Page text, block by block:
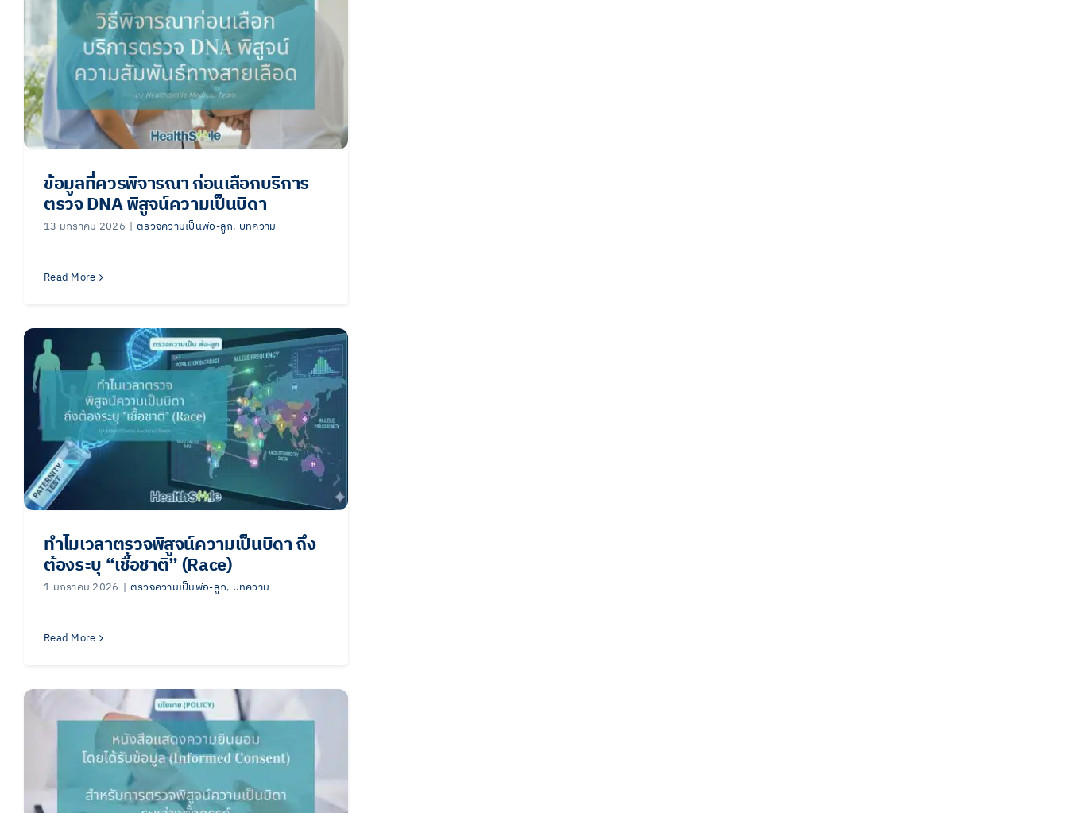
ข้อมูลที่ควรพิจารณา ก่อนเลือกบริการ
ตรวจ DNA พิสูจน์ความเป็นบิดา
13 มกราคม 2026 | ตรวจความเป็นพ่อ-ลูก, บทความ
Read More
ทำไมเวลาตรวจพิสูจน์ความเป็นบิดา ถึง
ต้องระบุ “เชื้อชาติ” (Race)
1 มกราคม 2026 | ตรวจความเป็นพ่อ-ลูก, บทความ
Read More